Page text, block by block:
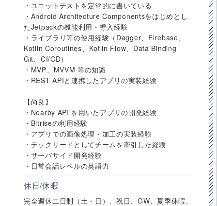
・ユニットテストを定常的に書いている
・Android Architecture Componentsをはじめとし
たJetpackの機能利用・導入経験
・ライブラリ等の使用経験（Dagger、Firebase、
Kotlin Coroutines、Kotlin Flow、Data Binding
Git、CI/CD）
・MVP、MVVM 等の知識
・REST APIと連携したアプリの実装経験
【尚良】
・Nearby API を用いたアプリの開発経験
・Bitriseの利用経験
・アプリでの画像処理・加工の実装経験
・テックリードとしてチームを牽引した経験
・サーバサイド開発経験
・日常会話レベルの英語力
休日/休暇
完全週休二日制（土・日）、祝日、GW、夏季休暇、